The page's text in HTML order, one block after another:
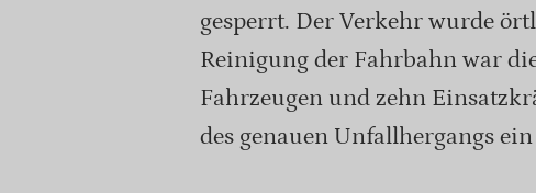
gesperrt. Der Verkehr wurde
Reinigung der Fahrbahn war
Fahrzeugen und zehn
des genauen Unfallhergangs